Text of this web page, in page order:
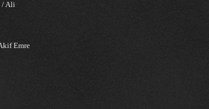
/ Ali
Emre